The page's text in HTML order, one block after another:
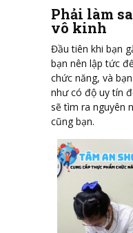
Phải làm
vô kinh
Đầu tiên khi bạn
bạn nên lập tức
chức năng, và
như có độ uy tín
sẽ tìm ra nguyên
cũng bạn.